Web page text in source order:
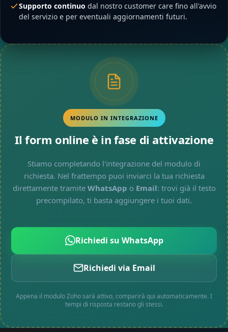
Supporto continuo dal nostro customer care fino all'avvio
del servizio e per eventuali aggiornamenti futuri.
MODULO IN INTEGRAZIONE
Il form online è in fase di attivazione
Stiamo completando l'integrazione del modulo di
richiesta. Nel frattempo puoi inviarci la tua richiesta
direttamente tramite WhatsApp o Email: trovi già il testo
precompilato, ti basta aggiungere i tuoi dati.
Richiedi su WhatsApp
Richiedi via Email
Appena il modulo Zoho sarà attivo, comparirà qui automaticamente. I
tempi di risposta restano gli stessi.